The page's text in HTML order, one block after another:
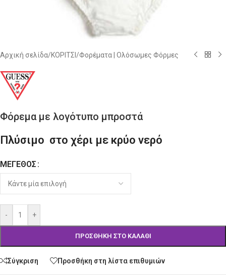
Αρχική σελίδα/ΚΟΡΙΤΣΙ /Φορέματα | Ολόσωμες Φόρμες
Φόρεμα με λογότυπο μπροστά
Πλύσιμο στο χέρι με κρύο νερό
ΜΈΓΕΘΟΣ
- +
ΠΡΟΣΘΉΚΗ ΣΤΟ ΚΑΛΆΘΙ
Alternative:
Σύγκριση Προσθήκη στη λίστα επιθυμιών